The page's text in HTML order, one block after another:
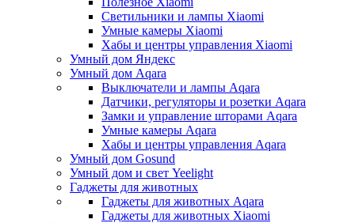
Светильники и лампы Xiaomi
Умные камеры Xiaomi
Хабы и центры управления Xiaomi
Умный дом Яндекс
Умный дом Aqara
Выключатели и лампы Aqara
Датчики, регуляторы и розетки Aqara
Замки и управление шторами Aqara
Умные камеры Aqara
Хабы и центры управления Aqara
Умный дом Gosund
Умный дом и свет Yeelight
Гаджеты для животных
Гаджеты для животных Aqara
Гаджеты для животных Xiaomi